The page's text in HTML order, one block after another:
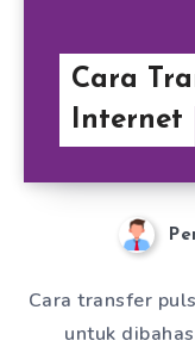
Cara
Internet
Cara transfer
untuk